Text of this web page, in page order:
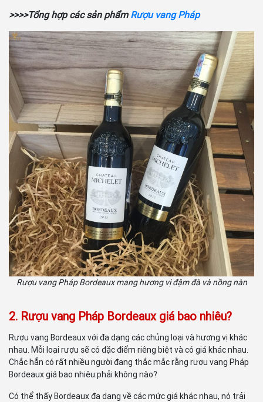
>>>>Tổng hợp các sản phẩm Rượu vang Pháp
Rượu vang Pháp Bordeaux mang hương vị đậm đà và nồng nàn
2. Rượu vang Pháp Bordeaux giá bao nhiêu?
Rượu vang Bordeaux với đa dạng các chủng loại và hương vị khác
nhau. Mỗi loại rượu sẽ có đặc điểm riêng biệt và có giá khác nhau.
Chắc hẳn có rất nhiều người đang thắc mắc rằng rượu vang Pháp
Bordeaux giá bao nhiêu phải không nào?
Có thể thấy Bordeaux đa dạng về các mức giá khác nhau, nó trải